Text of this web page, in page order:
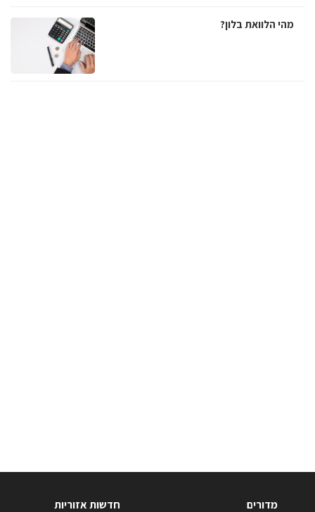
מהי הלוואת בלון?
מדורים חדשות אזוריות